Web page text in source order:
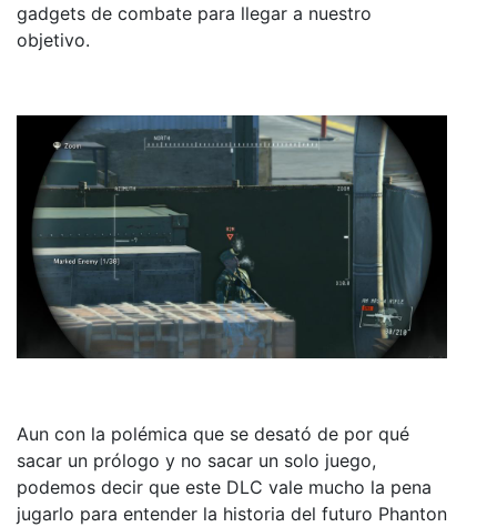
gadgets de combate para llegar a nuestro
objetivo.
Aun con la polémica que se desató de por qué
sacar un prólogo y no sacar un solo juego,
podemos decir que este DLC vale mucho la pena
jugarlo para entender la historia del futuro Phanton